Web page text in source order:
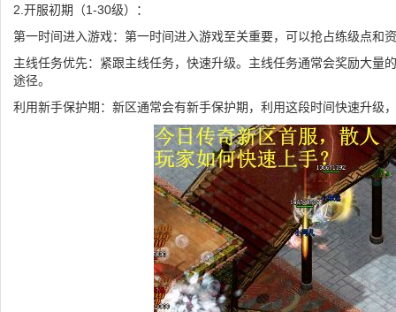
2.开服初期（1-30级）：
第一时间进入游戏：第一时间进入游戏至关重要，可以抢占练级点和
主线任务优先：紧跟主线任务，快速升级。主线任务通常会奖励大量
途径。
利用新手保护期：新区通常会有新手保护期，利用这段时间快速升级